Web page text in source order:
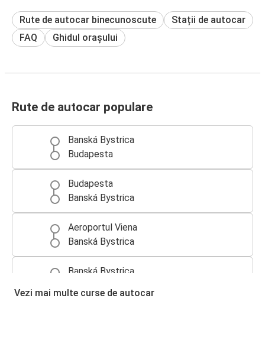
Rute de autocar binecunoscute
Stații de autocar
FAQ
Ghidul orașului
Rute de autocar populare
Banská Bystrica
Budapesta
Budapesta
Banská Bystrica
Aeroportul Viena
Banská Bystrica
Banská Bystrica
Vezi mai multe curse de autocar